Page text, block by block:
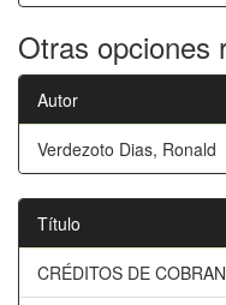
Otras opciones
Autor
Verdezoto Dias, Ronald
Título
CRÉDITOS DE